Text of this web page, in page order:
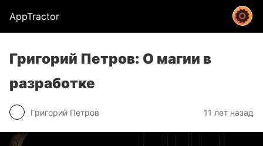
AppTractor
Григорий Петров: О магии в
разработке
Григорий Петров 11 лет назад